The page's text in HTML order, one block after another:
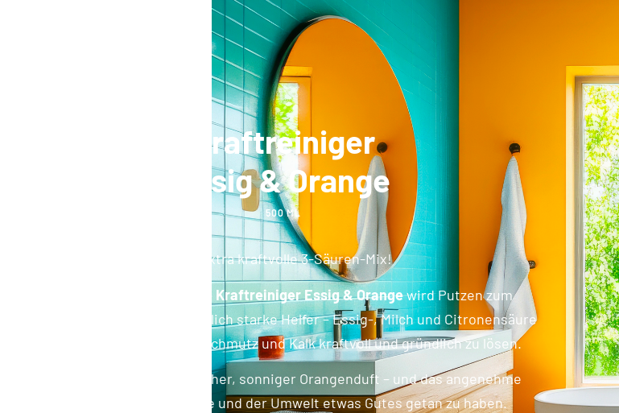
Kraftreiniger
Essig & Orange
500 ML
Der extra kraftvolle 3-Säuren-Mix!
HEITMANN pure Kraftreiniger Essig & Orangewird Putzen zum
Wohlfühlmoment. Drei natürlich starke Helfer – Essig-, Milch und Citronensäure
– wirken zusammen, um Schmutz und Kalk kraftvoll und gründlich zu lösen.
Zurück bleibt nur ein frischer, sonniger Orangenduft – und das angenehme
Gefühl, deinem Zuhause und der Umwelt etwas Gutes getan zu haben.